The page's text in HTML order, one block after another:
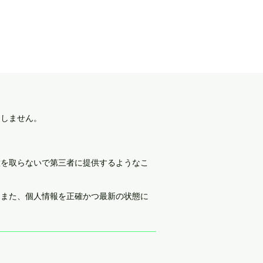
ません。
取らないで第三者に提供するようなこ
た、個人情報を正確かつ最新の状態に